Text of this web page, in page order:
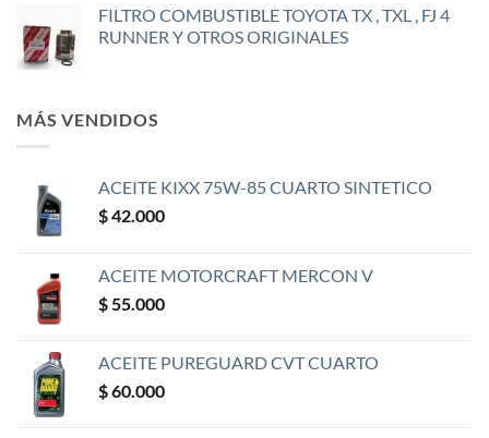
FILTRO COMBUSTIBLE TOYOTA TX , TXL , FJ 4
RUNNER Y OTROS ORIGINALES
MÁS VENDIDOS
ACEITE KIXX 75W-85 CUARTO SINTETICO
$42.000
ACEITE MOTORCRAFT MERCON V
$55.000
ACEITE PUREGUARD CVT CUARTO
$60.000